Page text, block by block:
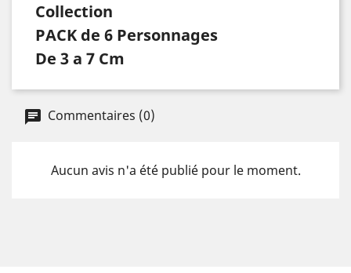
Collection
PACK de 6 Personnages
De 3 a 7 Cm
Commentaires (0)
Aucun avis n'a été publié pour le moment.